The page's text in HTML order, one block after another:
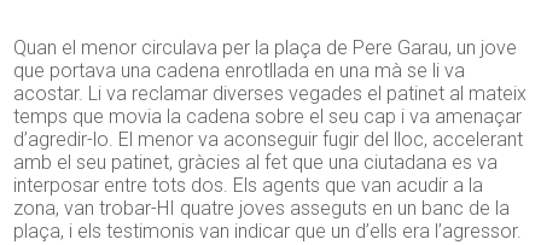
Quan el menor circulava per la plaça de Pere Garau, un jove
que portava una cadena enrotllada en una mà se li va
acostar. Li va reclamar diverses vegades el patinet al mateix
temps que movia la cadena sobre el seu cap i va amenaçar
d’agredir-lo. El menor va aconseguir fugir del lloc, accelerant
amb el seu patinet, gràcies al fet que una ciutadana es va
interposar entre tots dos. Els agents que van acudir a la
zona, van trobar-HI quatre joves asseguts en un banc de la
plaça, i els testimonis van indicar que un d’ells era l’agressor.